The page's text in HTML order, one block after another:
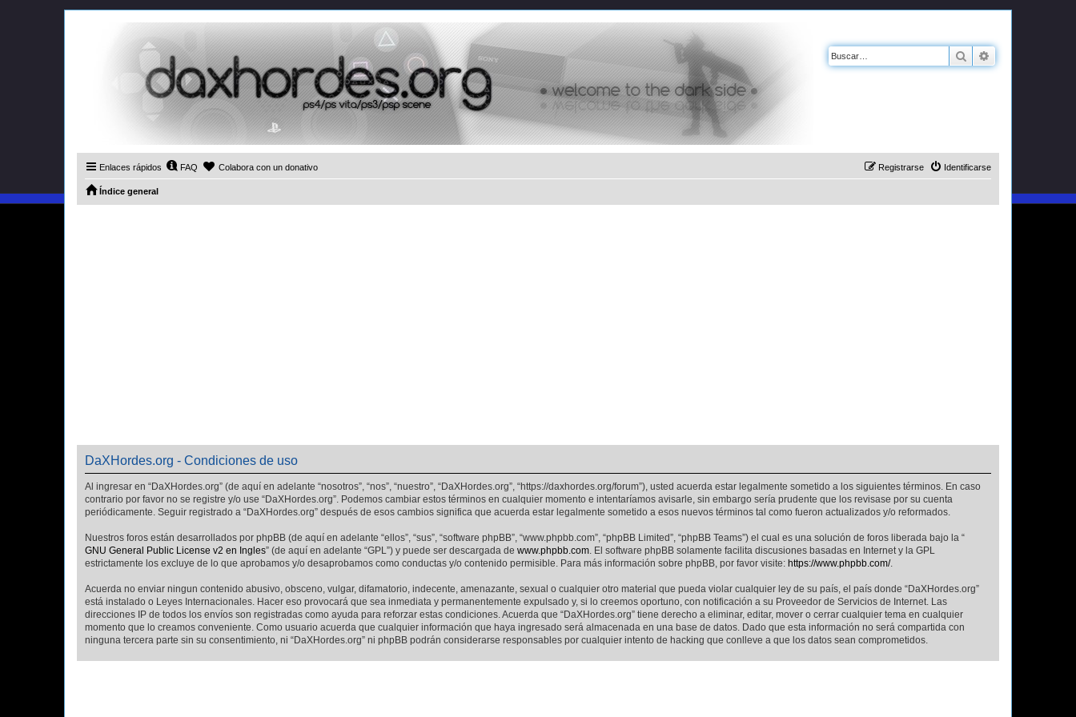
Buscar
Enlaces rápidos FAQ Colabora con un donativo Identificarse
Registrarse
Índice general
DaXHordes.org - Condiciones de uso
Al ingresar en “DaXHordes.org” (de aquí en adelante “nosotros”, “nos”, “nuestro”, “DaXHordes.org”, “https://daxhordes.org/forum”), usted acuerda estar legalmente sometido a los siguientes términos. En caso
contrario por favor no se registre y/o use “DaXHordes.org”. Podemos cambiar estos términos en cualquier momento e intentaríamos avisarle, sin embargo sería prudente que los revisase por su cuenta
periódicamente. Seguir registrado a “DaXHordes.org” después de esos cambios significa que acuerda estar legalmente sometido a esos nuevos términos tal como fueron actualizados y/o reformados.
Nuestros foros están desarrollados por phpBB (de aquí en adelante “ellos”, “sus”, “software phpBB”, “www.phpbb.com”, “phpBB Limited”, “phpBB Teams”) el cual es una solución de foros liberada bajo la “
GNU General Public License v2 en Ingles” (de aquí en adelante “GPL”) y puede ser descargada de www.phpbb.com. El software phpBB solamente facilita discusiones basadas en Internet y la GPL
estrictamente los excluye de lo que aprobamos y/o desaprobamos como conductas y/o contenido permisible. Para más información sobre phpBB, por favor visite: https://www.phpbb.com/.
Acuerda no enviar ningun contenido abusivo, obsceno, vulgar, difamatorio, indecente, amenazante, sexual o cualquier otro material que pueda violar cualquier ley de su país, el país donde “DaXHordes.org”
está instalado o Leyes Internacionales. Hacer eso provocará que sea inmediata y permanentemente expulsado y, si lo creemos oportuno, con notificación a su Proveedor de Servicios de Internet. Las
direcciones IP de todos los envíos son registradas como ayuda para reforzar estas condiciones. Acuerda que “DaXHordes.org” tiene derecho a eliminar, editar, mover o cerrar cualquier tema en cualquier
momento que lo creamos conveniente. Como usuario acuerda que cualquier información que haya ingresado será almacenada en una base de datos. Dado que esta información no será compartida con
ninguna tercera parte sin su consentimiento, ni “DaXHordes.org” ni phpBB podrán considerarse responsables por cualquier intento de hacking que conlleve a que los datos sean comprometidos.